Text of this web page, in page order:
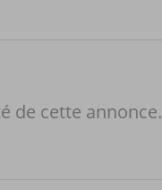
de cette annonce.